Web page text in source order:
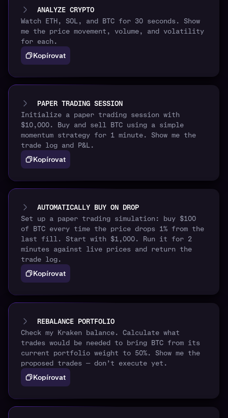
ANALYZE CRYPTO
Watch ETH, SOL, and BTC for 30 seconds. Show
me the price movement, volume, and volatility
for each.
Kopírovat
PAPER TRADING SESSION
Initialize a paper trading session with
$10,000. Buy and sell BTC using a simple
momentum strategy for 1 minute. Show me the
trade log and P&L.
Kopírovat
AUTOMATICALLY BUY ON DROP
Set up a paper trading simulation: buy $100
of BTC every time the price drops 1% from the
last fill. Start with $1,000. Run it for 2
minutes against live prices and return the
trade log.
Kopírovat
REBALANCE PORTFOLIO
Check my Kraken balance. Calculate what
trades would be needed to bring BTC from its
current portfolio weight to 50%. Show me the
proposed trades — don’t execute yet.
Kopírovat